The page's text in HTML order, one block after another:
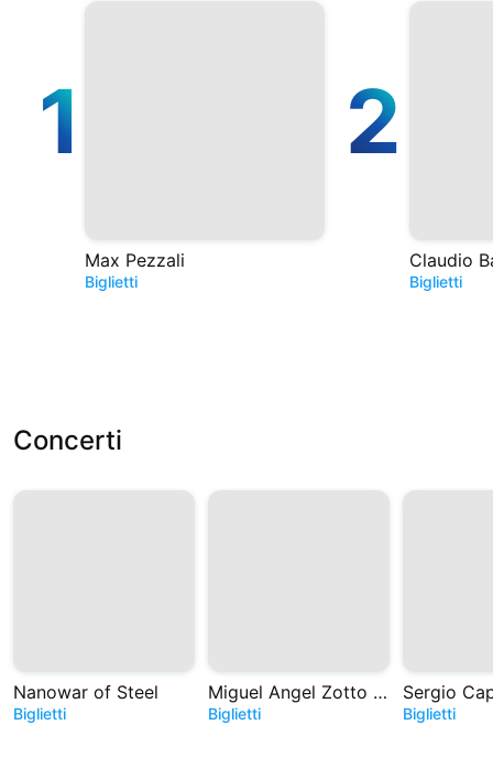
1
Max Pezzali
Biglietti
2
Claudio
Biglietti
Concerti
Nanowar of Steel
Biglietti
Miguel Angel Zotto - Tango. Historias de Astor
Biglietti Biglietti